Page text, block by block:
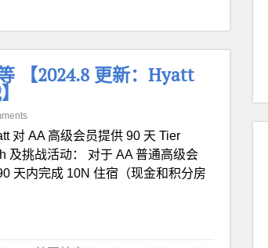
【2024.8 更新：Hyatt
对 AA 高级会员提供 90 天 Tier
及挑战活动： 对于 AA 普通高级会
天内完成 10N 住宿（现金和积分房